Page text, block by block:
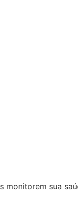
monitorem sua